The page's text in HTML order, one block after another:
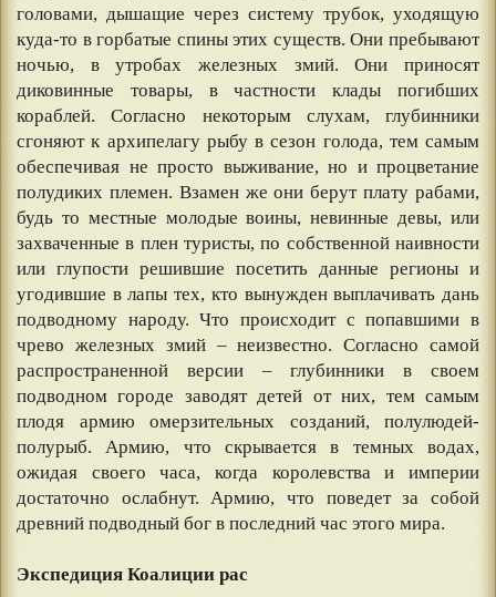
головами, дышащие через систему трубок, уходящую
куда-то в горбатые спины этих существ. Они пребывают
ночью, в утробах железных змий. Они приносят
диковинные товары, в частности клады погибших
кораблей. Согласно некоторым слухам, глубинники
сгоняют к архипелагу рыбу в сезон голода, тем самым
обеспечивая не просто выживание, но и процветание
полудиких племен. Взамен же они берут плату рабами,
будь то местные молодые воины, невинные девы, или
захваченные в плен туристы, по собственной наивности
или глупости решившие посетить данные регионы и
угодившие в лапы тех, кто вынужден выплачивать дань
подводному народу. Что происходит с попавшими в
чрево железных змий – неизвестно. Согласно самой
распространенной версии – глубинники в своем
подводном городе заводят детей от них, тем самым
плодя армию омерзительных созданий, полулюдей-
полурыб. Армию, что скрывается в темных водах,
ожидая своего часа, когда королевства и империи
достаточно ослабнут. Армию, что поведет за собой
древний подводный бог в последний час этого мира.
Экспедиция Коалиции рас